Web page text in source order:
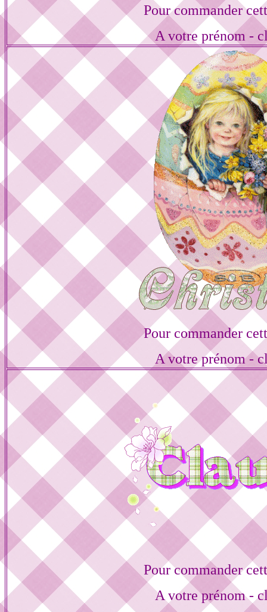
Pour commander
A votre prénom -
Pour commander
A votre prénom -
Pour commander
A votre prénom -